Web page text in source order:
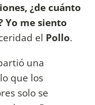
¿de cuánto
Yo me siento
el Pollo.
una
que los
solo se